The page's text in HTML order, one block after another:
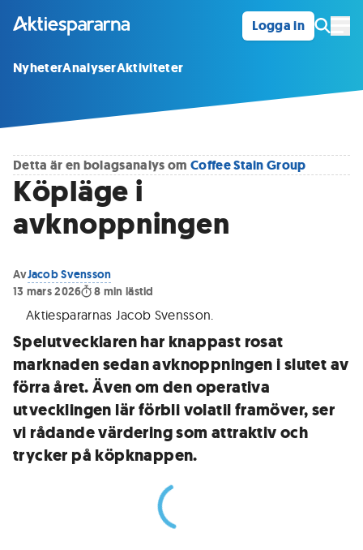
Logga in
NyheterAnalyserAktiviteter
Detta är en bolagsanalys om Coffee Stain Group
Köpläge i
avknoppningen
AvJacob Svensson
13 mars 2026
8 min lästid
Aktiespararnas Jacob Svensson.
Spelutvecklaren har knappast rosat
marknaden sedan avknoppningen i slutet av
förra året. Även om den operativa
utvecklingen lär förbli volatil framöver, ser
vi rådande värdering som attraktiv och
trycker på köpknappen.